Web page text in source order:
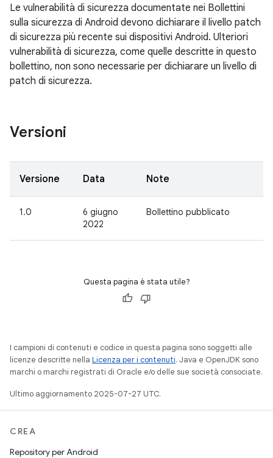
Le vulnerabilità di sicurezza documentate nei Bollettini
sulla sicurezza di Android devono dichiarare il livello patch
di sicurezza più recente sui dispositivi Android. Ulteriori
vulnerabilità di sicurezza, come quelle descritte in questo
bollettino, non sono necessarie per dichiarare un livello di
patch di sicurezza.
Versioni
Versione Data Note
1.0
6 giugno
2022
Bollettino pubblicato
Questa pagina è stata utile?
I campioni di contenuti e codice in questa pagina sono soggetti alle
licenze descritte nella Licenza per i contenuti. Java e OpenJDK sono
marchi o marchi registrati di Oracle e/o delle sue società consociate.
Ultimo aggiornamento 2025-07-27 UTC.
CREA
Repository per Android